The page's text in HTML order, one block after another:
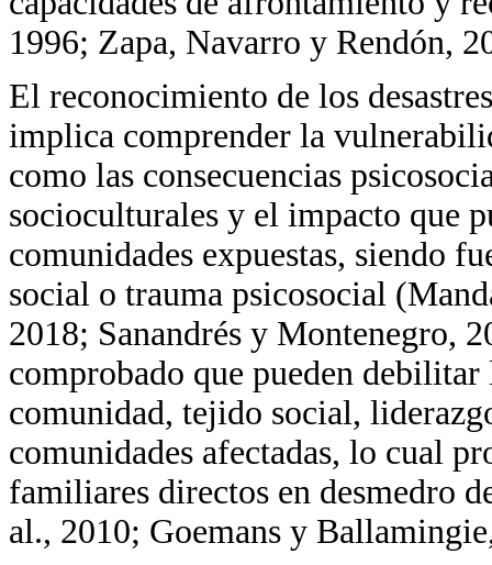
1996; Zapa, Navarro y Rendón,
El reconocimiento de los
implica comprender la
como las consecuencias
socioculturales y el impacto que
comunidades expuestas, siendo
social o trauma psicosocial
2018; Sanandrés y Montenegro,
comprobado que pueden
comunidad, tejido social,
comunidades afectadas, lo cual
familiares directos en desmedro
al., 2010; Goemans y